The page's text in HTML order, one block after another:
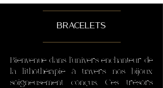
bracelets
Bienvenue dans l'univers enchanteur de
la lithothérapie à travers nos bijoux
soigneusement conçus. Ces trésors